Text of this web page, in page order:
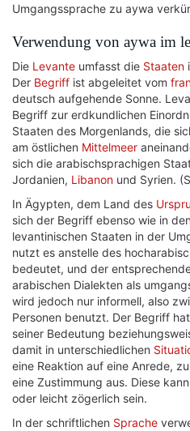
Umgangssprache zu aywa
Verwendung von aywa im
Die Levante umfasst die Staaten
Der Begriff ist abgeleitet vom
deutsch aufgehende Sonne.
Begriff zur erdkundlichen
Staaten des Morgenlands, die
am östlichen Mittelmeer
sich die arabischsprachigen
Jordanien, Libanon und Syrien.
In Ägypten, dem Land des
sich der Begriff ebenso wie in
levantinischen Staaten in der
nutzt es anstelle des
bedeutet, und der
arabischen Dialekten als
wird jedoch nur informell, also
Personen benutzt. Der Begriff
seiner Bedeutung
damit in unterschiedlichen
eine Reaktion auf eine Anrede,
eine Zustimmung aus. Diese
oder leicht zögerlich sein.
In der schriftlichen Sprache